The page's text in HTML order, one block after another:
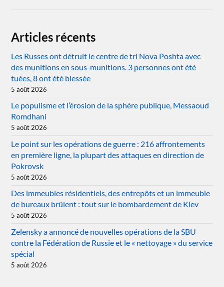
Articles récents
Les Russes ont détruit le centre de tri Nova Poshta avec
des munitions en sous-munitions. 3 personnes ont été
tuées, 8 ont été blessée
5 août 2026
Le populisme et l’érosion de la sphère publique, Messaoud
Romdhani
5 août 2026
Le point sur les opérations de guerre : 216 affrontements
en première ligne, la plupart des attaques en direction de
Pokrovsk
5 août 2026
Des immeubles résidentiels, des entrepôts et un immeuble
de bureaux brûlent : tout sur le bombardement de Kiev
5 août 2026
Zelensky a annoncé de nouvelles opérations de la SBU
contre la Fédération de Russie et le « nettoyage » du service
spécial
5 août 2026